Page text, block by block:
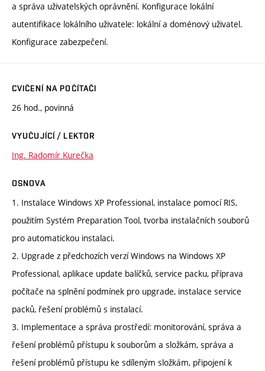
a správa uživatelských oprávnění. Konfigurace lokální
autentifikace lokálního uživatele: lokální a doménový uživatel.
Konfigurace zabezpečení.
CVIČENÍ NA POČÍTAČI
26 hod., povinná
VYUČUJÍCÍ / LEKTOR
Ing. Radomír Kurečka
OSNOVA
1. Instalace Windows XP Professional, instalace pomocí RIS,
použitím Systém Preparation Tool, tvorba instalačních souborů
pro automatickou instalaci.
2. Upgrade z předchozích verzí Windows na Windows XP
Professional, aplikace update balíčků, service packu, příprava
počítače na splnění podmínek pro upgrade, instalace service
packů, řešení problémů s instalací.
3. Implementace a správa prostředí: monitorování, správa a
řešení problémů přístupu k souborům a složkám, správa a
řešení problémů přístupu ke sdíleným složkám, připojení k